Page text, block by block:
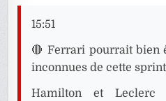
15:51
🔴 Ferrari pourrait bien
inconnues de cette
Hamilton et Leclerc